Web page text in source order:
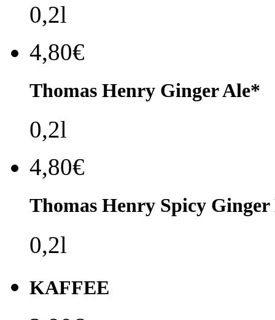
0,2l
4,80€
Thomas Henry Ginger Ale*
0,2l
4,80€
Thomas Henry Spicy Ginger
0,2l
KAFFEE